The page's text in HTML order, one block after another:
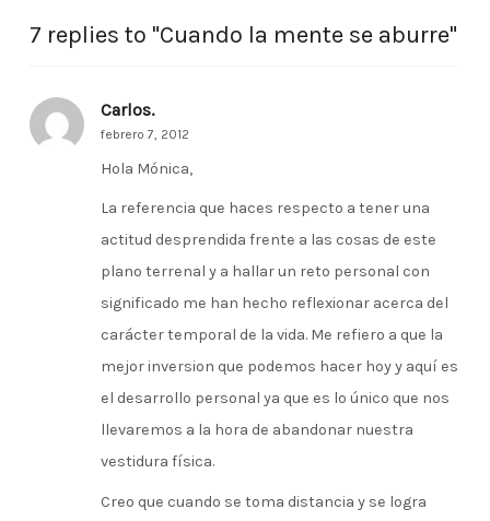
7 replies to "Cuando la mente se aburre"
Carlos.
febrero 7, 2012
Hola Mónica,
La referencia que haces respecto a tener una
actitud desprendida frente a las cosas de este
plano terrenal y a hallar un reto personal con
significado me han hecho reflexionar acerca del
carácter temporal de la vida. Me refiero a que la
mejor inversion que podemos hacer hoy y aquí es
el desarrollo personal ya que es lo único que nos
llevaremos a la hora de abandonar nuestra
vestidura física.
Creo que cuando se toma distancia y se logra